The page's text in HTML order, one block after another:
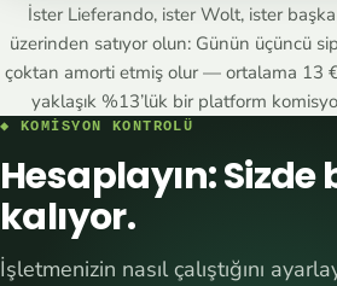
İster Lieferando, ister Wolt, ister
üzerinden satıyor olun: Günün üçüncü
çoktan amorti etmiş olur — ortalama 13
yaklaşık %13’lük bir platform
◆ KOMISYON KONTROLÜ
Hesaplayın:
kalıyor.
İşletmenizin nasıl çalıştığını